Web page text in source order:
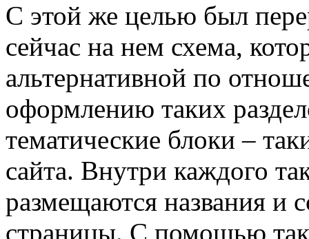
С этой же целью был
сейчас на нем схема,
альтернативной по
оформлению таких
тематические блоки –
сайта. Внутри каждого
размещаются названия и
страницы. С помощью